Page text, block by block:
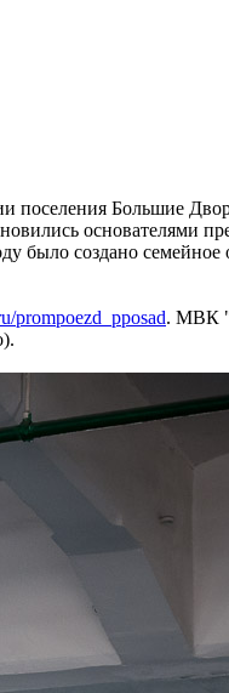
поселения Большие
основателями
было создано
prompoezd_pposad. МВК